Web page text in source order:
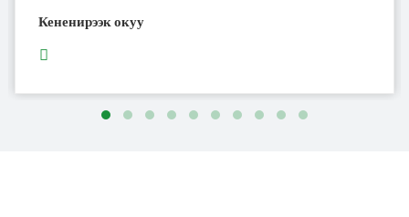
Кененирээк окуу